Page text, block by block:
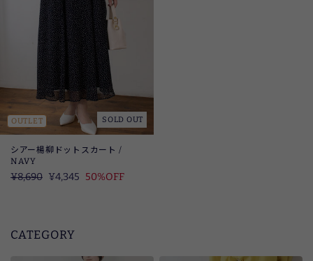
OUTLET SOLD OUT
シアー楊柳ドットスカート /
NAVY
定
¥8,690 SALE
¥4,345 50%OFF
CATEGORY